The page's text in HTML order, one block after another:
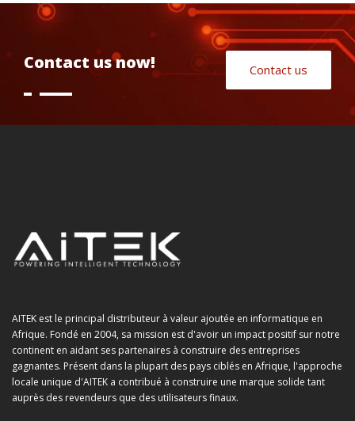
Contact us now! Contact us
AITEK est le principal distributeur à valeur ajoutée en informatique en
Afrique. Fondé en 2004, sa mission est d'avoir un impact positif sur notre
continent en aidant ses partenaires à construire des entreprises
gagnantes. Présent dans la plupart des pays ciblés en Afrique, l'approche
locale unique d'AITEK a contribué à construire une marque solide tant
auprès des revendeurs que des utilisateurs finaux.